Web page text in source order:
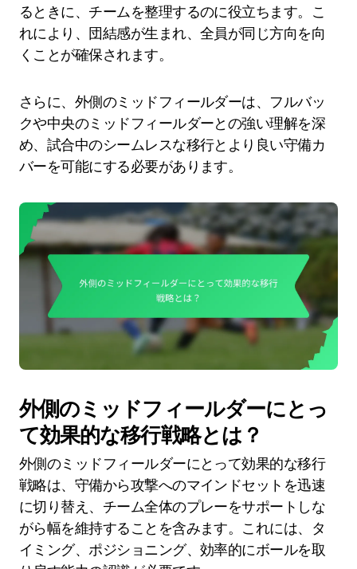
るときに、チームを整理するのに役立ちます。こ
れにより、団結感が生まれ、全員が同じ方向を向
くことが確保されます。
さらに、外側のミッドフィールダーは、フルバッ
クや中央のミッドフィールダーとの強い理解を深
め、試合中のシームレスな移行とより良い守備カ
バーを可能にする必要があります。
外側のミッドフィールダーにとっ
て効果的な移行戦略とは？
外側のミッドフィールダーにとって効果的な移行
戦略は、守備から攻撃へのマインドセットを迅速
に切り替え、チーム全体のプレーをサポートしな
がら幅を維持することを含みます。これには、タ
イミング、ポジショニング、効率的にボールを取